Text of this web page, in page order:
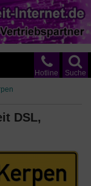
Suche
Hotline
DSL,